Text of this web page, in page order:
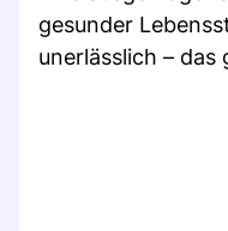
gesunder
unerlässlich –